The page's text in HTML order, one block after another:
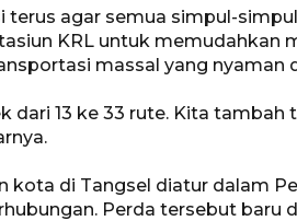
terus agar semua simpul-
KRL untuk memudahkan
massal yang nyaman
dari 13 ke 33 rute. Kita tambah
kota di Tangsel diatur dalam
Perda tersebut baru